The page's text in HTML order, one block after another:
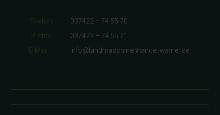
Telefon:
037422 – 74 55 70
Telefax:
037422 – 74 55 71
E-Mail:
info@landmaschinenhandel-werner.de